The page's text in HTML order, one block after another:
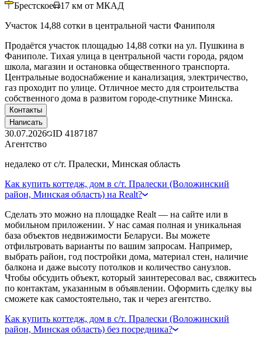
Брестское 17 км от МКАД
Участок 14,88 сотки в центральной части Фаниполя
Продаётся участок площадью 14,88 сотки на ул. Пушкина в
Фаниполе. Тихая улица в центральной части города, рядом
школа, магазин и остановка общественного транспорта.
Центральные водоснабжение и канализация, электричество,
газ проходит по улице. Отличное место для строительства
собственного дома в развитом городе-спутнике Минска.
Контакты
Написать
30.07.2026 ID 4187187
Агентство
недалеко от с/т. Пралески, Минская область
Как купить коттедж, дом в с/т. Пралески (Воложинский
район, Минская область) на Realt?
Сделать это можно на площадке Realt — на сайте или в
мобильном приложении. У нас самая полная и уникальная
база объектов недвижимости Беларуси. Вы можете
отфильтровать варианты по вашим запросам. Например,
выбрать район, год постройки дома, материал стен, наличие
балкона и даже высоту потолков и количество санузлов.
Чтобы обсудить объект, который заинтересовал вас, свяжитесь
по контактам, указанным в объявлении. Оформить сделку вы
сможете как самостоятельно, так и через агентство.
Как купить коттедж, дом в с/т. Пралески (Воложинский
район, Минская область) без посредника?